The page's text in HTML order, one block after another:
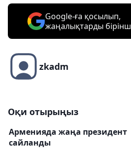
Google-ға қосылып,
жаңалықтарды
zkadm
Оқи отырыңыз
Арменияда жаңа президент
сайланды